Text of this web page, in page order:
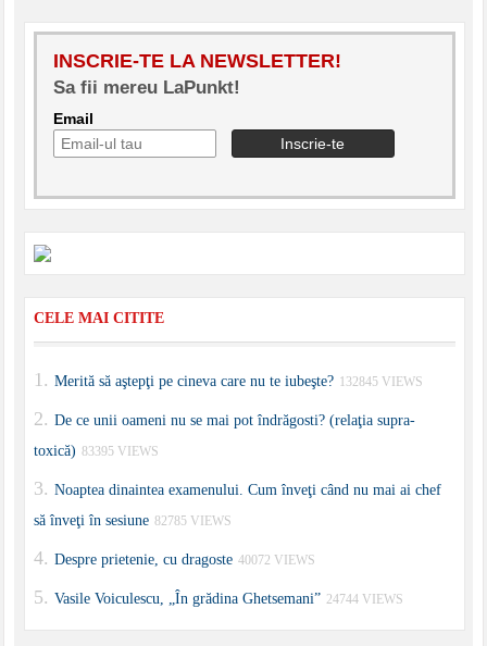
INSCRIE-TE LA NEWSLETTER!
Sa fii mereu LaPunkt!
Email
CELE MAI CITITE
Merită să aştepţi pe cineva care nu te iubeşte? 132845 VIEWS
De ce unii oameni nu se mai pot îndrăgosti? (relaţia supra-
toxică) 83395 VIEWS
Noaptea dinaintea examenului. Cum înveţi când nu mai ai chef
să înveţi în sesiune 82785 VIEWS
Despre prietenie, cu dragoste 40072 VIEWS
Vasile Voiculescu, „În grădina Ghetsemani” 24744 VIEWS